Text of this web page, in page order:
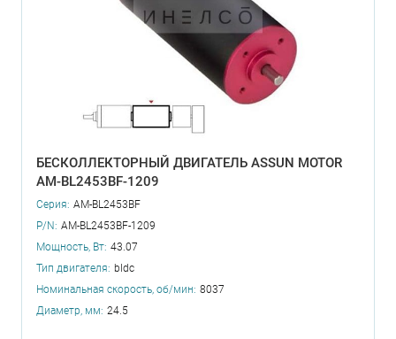
БЕСКОЛЛЕКТОРНЫЙ ДВИГАТЕЛЬ ASSUN MOTOR
AM-BL2453BF-1209
Серия: AM-BL2453BF
P/N: AM-BL2453BF-1209
Мощность, Вт: 43.07
Тип двигателя: bldc
Номинальная скорость, об/мин: 8037
Диаметр, мм: 24.5